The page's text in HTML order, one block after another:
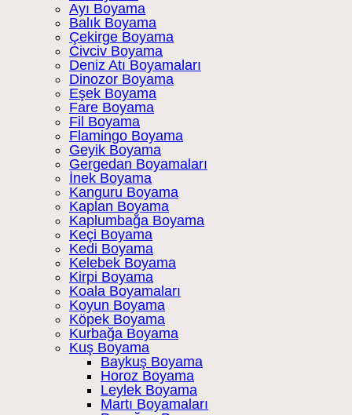
Ayı Boyama
Balık Boyama
Çekirge Boyama
Civciv Boyama
Deniz Atı Boyamaları
Dinozor Boyama
Eşek Boyama
Fare Boyama
Fil Boyama
Flamingo Boyama
Geyik Boyama
Gergedan Boyamaları
İnek Boyama
Kanguru Boyama
Kaplan Boyama
Kaplumbağa Boyama
Keçi Boyama
Kedi Boyama
Kelebek Boyama
Kirpi Boyama
Koala Boyamaları
Koyun Boyama
Köpek Boyama
Kurbağa Boyama
Kuş Boyama
Baykuş Boyama
Horoz Boyama
Leylek Boyama
Martı Boyamaları